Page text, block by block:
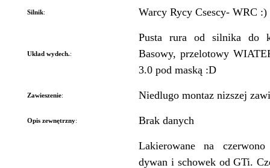
Silnik: Warcy Rycy Csescy- WRC
Układ wydech.:
Pusta rura od silnika do
Basowy, przelotowy
3.0 pod maską :D
Zawieszenie: Niedlugo montaz nizszej
Opis zewnętrzny: Brak danych
Lakierowane na
dywan i schowek od GTi.